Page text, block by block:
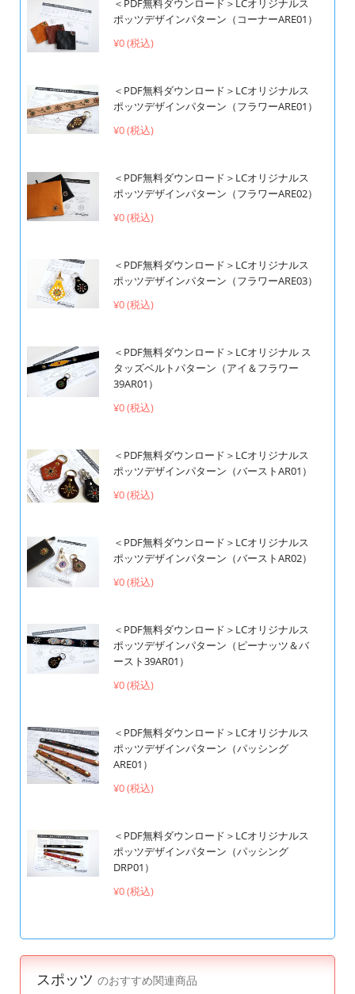
＜PDF無料ダウンロード＞LCオリジナルス
ポッツデザインパターン（コーナーARE01）
¥0 (税込)
＜PDF無料ダウンロード＞LCオリジナルス
ポッツデザインパターン（フラワーARE01）
¥0 (税込)
＜PDF無料ダウンロード＞LCオリジナルス
ポッツデザインパターン（フラワーARE02）
¥0 (税込)
＜PDF無料ダウンロード＞LCオリジナルス
ポッツデザインパターン（フラワーARE03）
¥0 (税込)
＜PDF無料ダウンロード＞LCオリジナル ス
タッズベルトパターン（アイ＆フラワー
39AR01）
¥0 (税込)
＜PDF無料ダウンロード＞LCオリジナルス
ポッツデザインパターン（バーストAR01）
¥0 (税込)
＜PDF無料ダウンロード＞LCオリジナルス
ポッツデザインパターン（バーストAR02）
¥0 (税込)
＜PDF無料ダウンロード＞LCオリジナルス
ポッツデザインパターン（ピーナッツ＆バ
ースト39AR01）
¥0 (税込)
＜PDF無料ダウンロード＞LCオリジナルス
ポッツデザインパターン（パッシング
ARE01）
¥0 (税込)
＜PDF無料ダウンロード＞LCオリジナルス
ポッツデザインパターン（パッシング
DRP01）
¥0 (税込)
スポッツ のおすすめ関連商品